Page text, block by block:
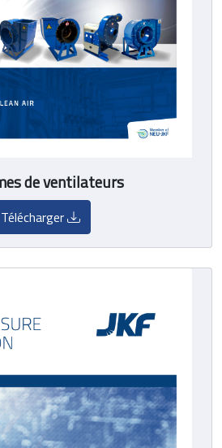
de ventilateurs
Télécharger